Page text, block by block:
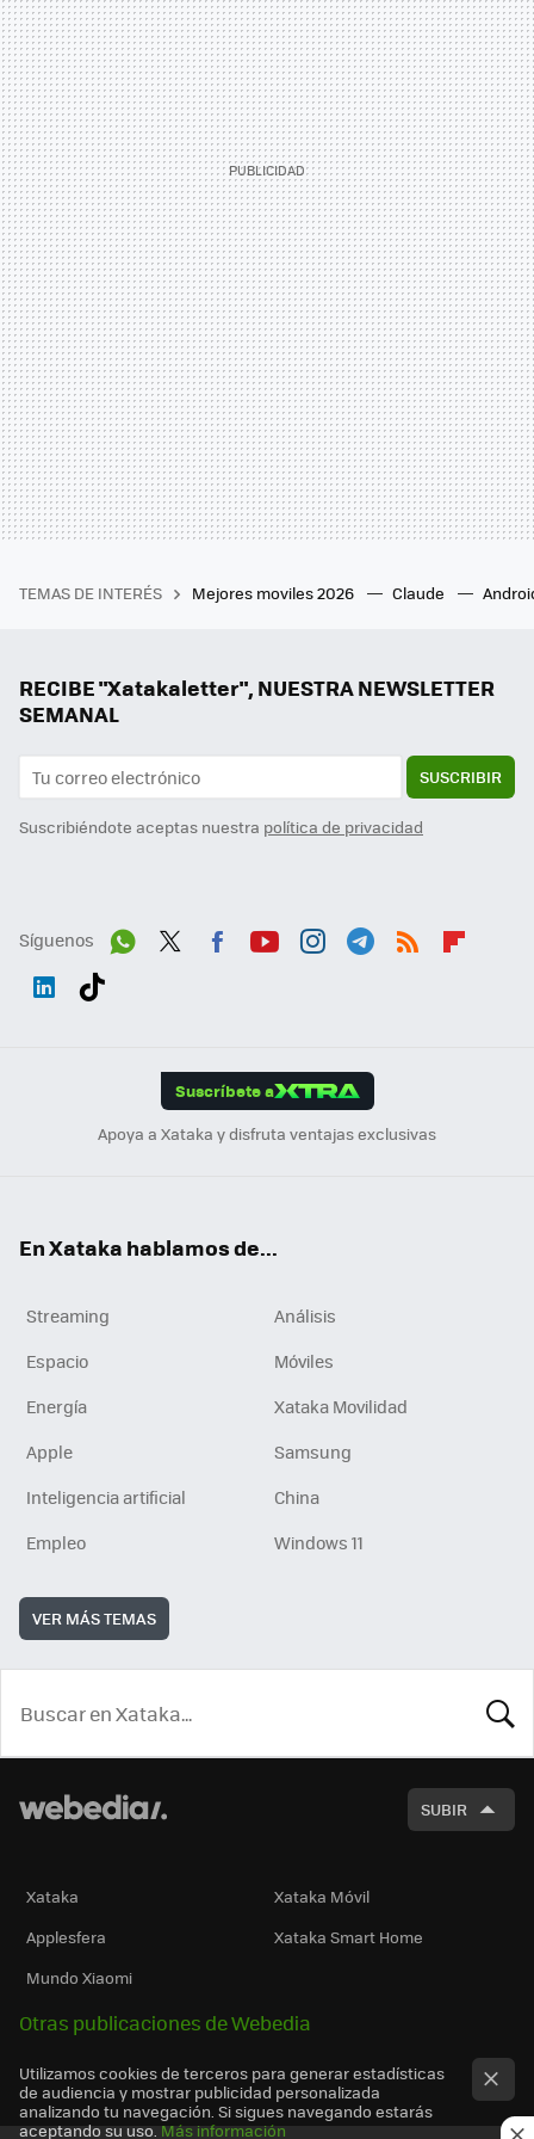
TEMAS DE INTERÉS Mejores moviles 2026 Claude
RECIBE "Xatakaletter", NUESTRA NEWSLETTER
SEMANAL
SUSCRIBIR
Suscribiéndote aceptas nuestra política de privacidad
Síguenos
Suscríbete a
Apoya a Xataka y disfruta ventajas exclusivas
En Xataka hablamos de...
Streaming
Análisis
Espacio
Móviles
Energía
Xataka Movilidad
Apple
Samsung
Inteligencia artificial
China
Empleo
Windows 11
VER MÁS TEMAS
SUBIR
Xataka
Xataka Móvil
Applesfera
Xataka Smart Home
Mundo Xiaomi
Otras publicaciones de Webedia
Utilizamos cookies de terceros para generar estadísticas
de audiencia y mostrar publicidad personalizada
analizando tu navegación. Si sigues navegando estarás
aceptando su uso. Más información